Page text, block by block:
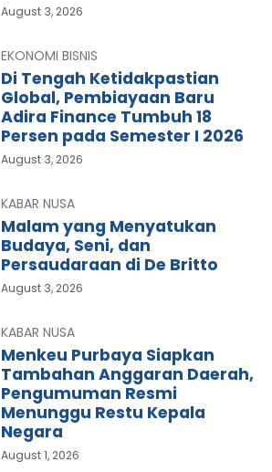
August 3, 2026
EKONOMI BISNIS
Di Tengah Ketidakpastian
Global, Pembiayaan Baru
Adira Finance Tumbuh 18
Persen pada Semester I 2026
August 3, 2026
KABAR NUSA
Malam yang Menyatukan
Budaya, Seni, dan
Persaudaraan di De Britto
August 3, 2026
KABAR NUSA
Menkeu Purbaya Siapkan
Tambahan Anggaran Daerah,
Pengumuman Resmi
Menunggu Restu Kepala
Negara
August 1, 2026